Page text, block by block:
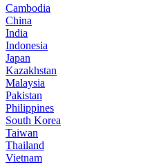
Cambodia
China
India
Indonesia
Japan
Kazakhstan
Malaysia
Pakistan
Philippines
South Korea
Taiwan
Thailand
Vietnam